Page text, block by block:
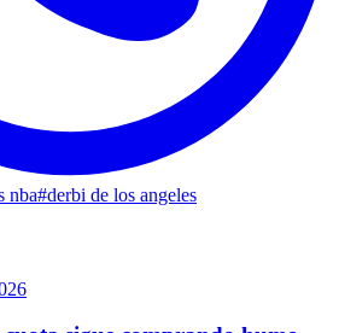
nba#derbi de los angeles